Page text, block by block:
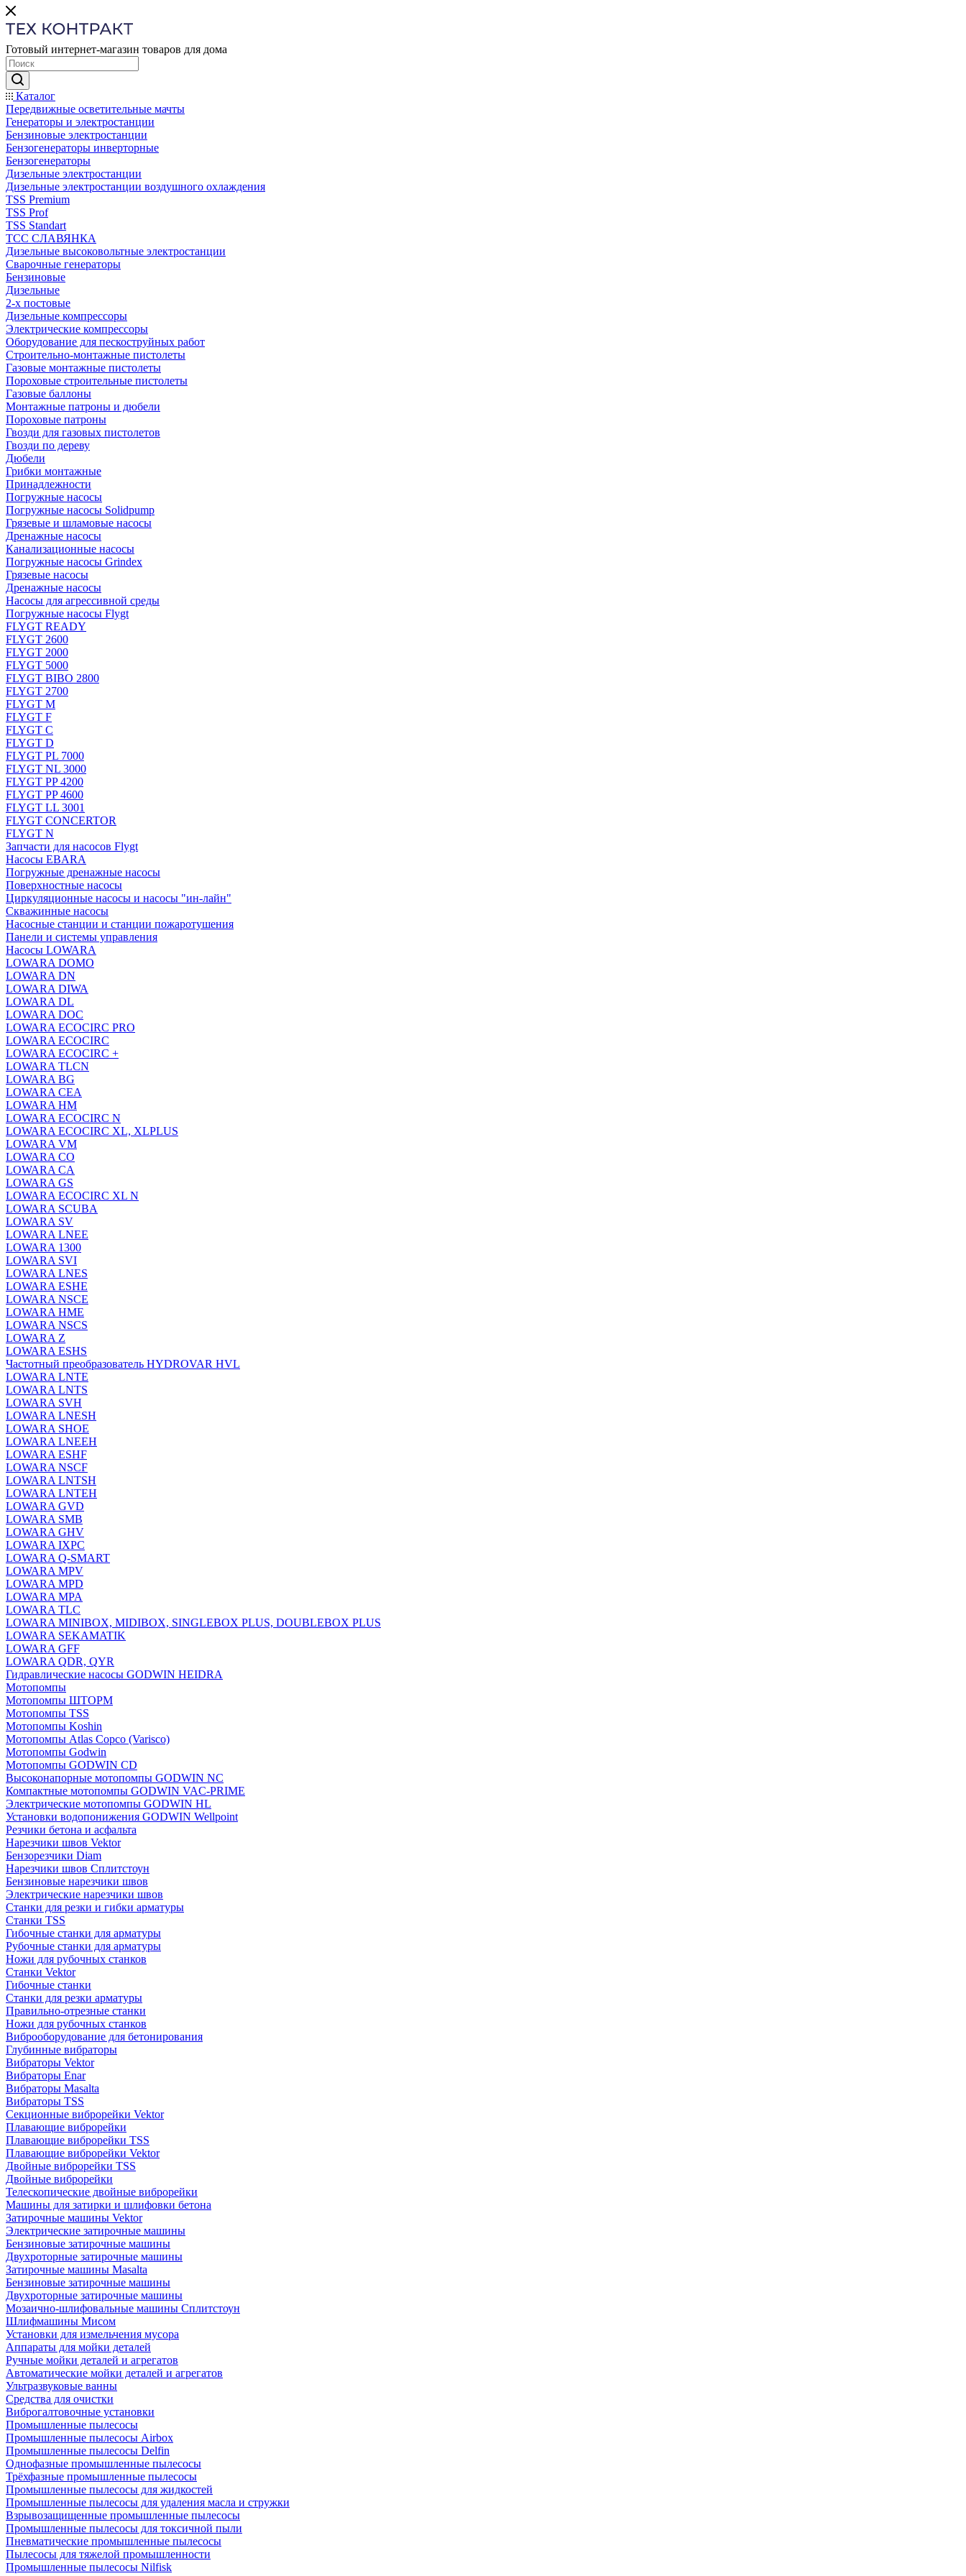
Готовый интернет-магазин товаров для дома
Каталог
Передвижные осветительные мачты
Генераторы и электростанции
Бензиновые электростанции
Бензогенераторы инверторные
Бензогенераторы
Дизельные электростанции
Дизельные электростанции воздушного охлаждения
TSS Premium
TSS Prof
TSS Standart
ТСС СЛАВЯНКА
Дизельные высоковольтные электростанции
Сварочные генераторы
Бензиновые
Дизельные
2-х постовые
Дизельные компрессоры
Электрические компрессоры
Оборудование для пескоструйных работ
Строительно-монтажные пистолеты
Газовые монтажные пистолеты
Пороховые строительные пистолеты
Газовые баллоны
Монтажные патроны и дюбели
Пороховые патроны
Гвозди для газовых пистолетов
Гвозди по дереву
Дюбели
Грибки монтажные
Принадлежности
Погружные насосы
Погружные насосы Solidpump
Грязевые и шламовые насосы
Дренажные насосы
Канализационные насосы
Погружные насосы Grindex
Грязевые насосы
Дренажные насосы
Насосы для агрессивной среды
Погружные насосы Flygt
FLYGT READY
FLYGT 2600
FLYGT 2000
FLYGT 5000
FLYGT BIBO 2800
FLYGT 2700
FLYGT M
FLYGT F
FLYGT C
FLYGT D
FLYGT PL 7000
FLYGT NL 3000
FLYGT PP 4200
FLYGT PP 4600
FLYGT LL 3001
FLYGT CONCERTOR
FLYGT N
Запчасти для насосов Flygt
Насосы EBARA
Погружные дренажные насосы
Поверхностные насосы
Циркуляционные насосы и насосы "ин-лайн"
Скважинные насосы
Насосные станции и станции пожаротушения
Панели и системы управления
Насосы LOWARA
LOWARA DOMO
LOWARA DN
LOWARA DIWA
LOWARA DL
LOWARA DOC
LOWARA ECOCIRC PRO
LOWARA ECOCIRC
LOWARA ECOCIRC +
LOWARA TLCN
LOWARA BG
LOWARA CEA
LOWARA HM
LOWARA ECOCIRC N
LOWARA ECOCIRC XL, XLPLUS
LOWARA VM
LOWARA CO
LOWARA CA
LOWARA GS
LOWARA ECOCIRC XL N
LOWARA SCUBA
LOWARA SV
LOWARA LNEE
LOWARA 1300
LOWARA SVI
LOWARA LNES
LOWARA ESHE
LOWARA NSCE
LOWARA HME
LOWARA NSCS
LOWARA Z
LOWARA ESHS
Частотный преобразователь HYDROVAR HVL
LOWARA LNTE
LOWARA LNTS
LOWARA SVH
LOWARA LNESH
LOWARA SHOE
LOWARA LNEEH
LOWARA ESHF
LOWARA NSCF
LOWARA LNTSH
LOWARA LNTEH
LOWARA GVD
LOWARA SMB
LOWARA GHV
LOWARA IXPС
LOWARA Q-SMART
LOWARA MPV
LOWARA MPD
LOWARA MPA
LOWARA TLC
LOWARA MINIBOX, MIDIBOX, SINGLEBOX PLUS, DOUBLEBOX PLUS
LOWARA SEKAMATIK
LOWARA GFF
LOWARA QDR, QYR
Гидравлические насосы GODWIN HEIDRA
Мотопомпы
Мотопомпы ШТОРМ
Мотопомпы TSS
Мотопомпы Koshin
Мотопомпы Atlas Copco (Varisco)
Мотопомпы Godwin
Мотопомпы GODWIN CD
Высоконапорные мотопомпы GODWIN NC
Компактные мотопомпы GODWIN VAC-PRIME
Электрические мотопомпы GODWIN HL
Установки водопонижения GODWIN Wellpoint
Резчики бетона и асфальта
Нарезчики швов Vektor
Бензорезчики Diam
Нарезчики швов Сплитстоун
Бензиновые нарезчики швов
Электрические нарезчики швов
Станки для резки и гибки арматуры
Станки TSS
Гибочные станки для арматуры
Рубочные станки для арматуры
Ножи для рубочных станков
Станки Vektor
Гибочные станки
Станки для резки арматуры
Правильно-отрезные станки
Ножи для рубочных станков
Виброоборудование для бетонирования
Глубинные вибраторы
Вибраторы Vektor
Вибраторы Enar
Вибраторы Masalta
Вибраторы TSS
Секционные виброрейки Vektor
Плавающие виброрейки
Плавающие виброрейки TSS
Плавающие виброрейки Vektor
Двойные виброрейки TSS
Двойные виброрейки
Телескопические двойные виброрейки
Машины для затирки и шлифовки бетона
Затирочные машины Vektor
Электрические затирочные машины
Бензиновые затирочные машины
Двухроторные затирочные машины
Затирочные машины Masalta
Бензиновые затирочные машины
Двухроторные затирочные машины
Мозаично-шлифовальные машины Сплитстоун
Шлифмашины Мисом
Установки для измельчения мусора
Аппараты для мойки деталей
Ручные мойки деталей и агрегатов
Автоматические мойки деталей и агрегатов
Ультразвуковые ванны
Средства для очистки
Виброгалтовочные установки
Промышленные пылесосы
Промышленные пылесосы Airbox
Промышленные пылесосы Delfin
Однофазные промышленные пылесосы
Трёхфазные промышленные пылесосы
Промышленные пылесосы для жидкостей
Промышленные пылесосы для удаления масла и стружки
Взрывозащищенные промышленные пылесосы
Промышленные пылесосы для токсичной пыли
Пневматические промышленные пылесосы
Пылесосы для тяжелой промышленности
Промышленные пылесосы Nilfisk